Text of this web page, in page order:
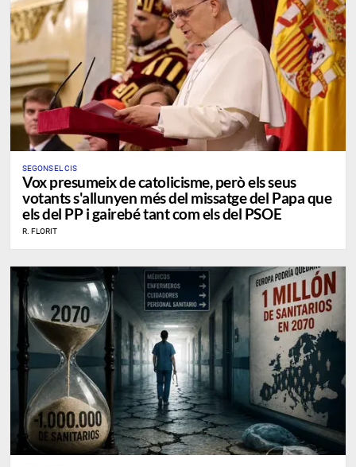
​SEGONS EL CIS
Vox presumeix de catolicisme, però els seus
votants s'allunyen més del missatge del Papa que
els del PP i gairebé tant com els del PSOE
R. FLORIT